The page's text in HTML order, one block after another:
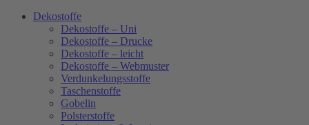
Dekostoffe
Dekostoffe – Uni
Dekostoffe – Drucke
Dekostoffe – leicht
Dekostoffe – Webmuster
Verdunkelungsstoffe
Taschenstoffe
Gobelin
Polsterstoffe